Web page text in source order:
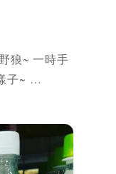
狼~ 一時手
子~ …